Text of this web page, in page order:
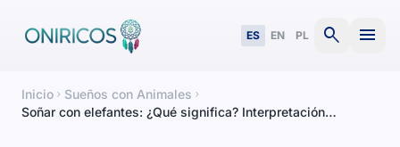
ES EN PL search menu
Inicio chevron_right Sueños con Animales chevron_right
Soñar con elefantes: ¿Qué significa? Interpretación